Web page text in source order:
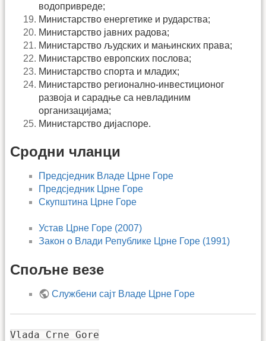
водопривреде;
Министарство енергетике и рударства;
Министарство јавних радова;
Министарство људских и мањинских права;
Министарство европских послова;
Министарство спорта и младих;
Министарство регионално-инвестиционог
развоја и сарадње са невладиним
организацијама;
Министарство дијаспоре.
Сродни чланци
Предсједник Владе Црне Горе
Предсједник Црне Горе
Скупштина Црне Горе
Устав Црне Горе (2007)
Закон о Влади Републике Црне Горе (1991)
Спољне везе
Службени сајт Владе Црне Горе
Vlada Crne Gore